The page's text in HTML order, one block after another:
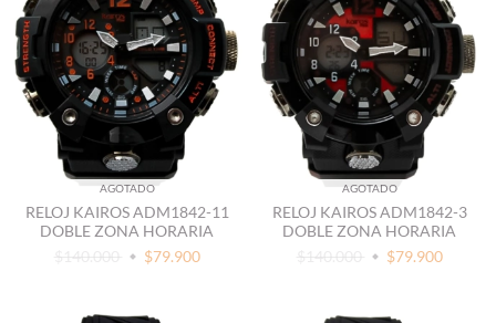
AGOTADO
RELOJ KAIROS ADM1842-11
DOBLE ZONA HORARIA
$140.000
$79.900
AGOTADO
RELOJ KAIROS ADM1842-3
DOBLE ZONA HORARIA
$140.000
$79.900